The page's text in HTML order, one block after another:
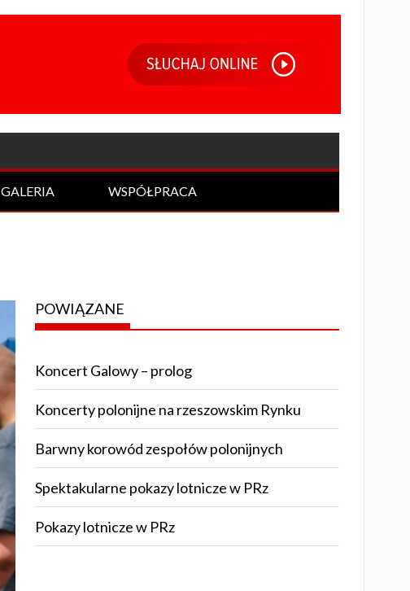
GALERIA WSPÓŁPRACA
POWIĄZANE
Koncert Galowy – prolog
Koncerty polonijne na rzeszowskim Rynku
Barwny korowód zespołów polonijnych
Spektakularne pokazy lotnicze w PRz
Pokazy lotnicze w PRz